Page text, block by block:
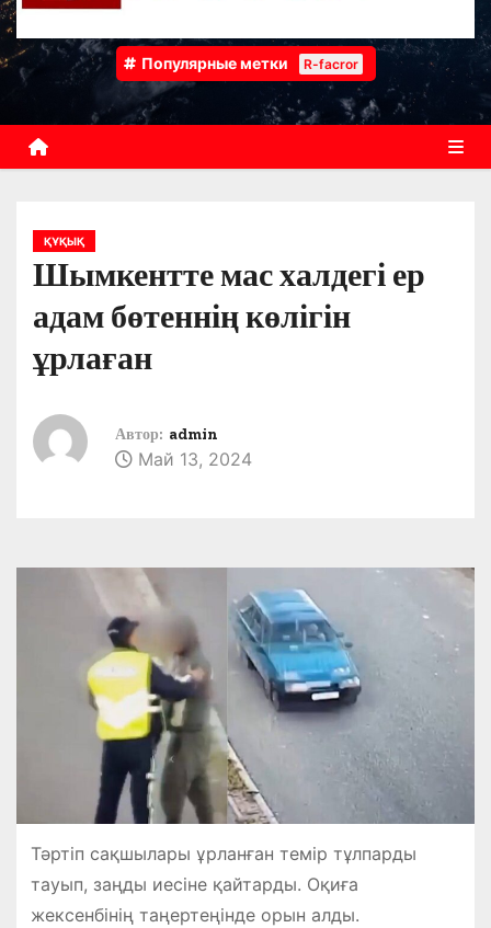
Популярные метки R-facror
ҚҰҚЫҚ
Шымкентте мас халдегі ер
адам бөтеннің көлігін
ұрлаған
Автор: admin
Май 13, 2024
Тәртіп сақшылары ұрланған темір тұлпарды
тауып, заңды иесіне қайтарды. Оқиға
жексенбінің таңертеңінде орын алды.